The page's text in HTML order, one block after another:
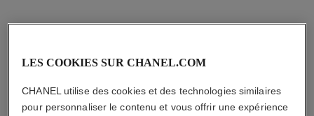
LES COOKIES SUR CHANEL.COM
CHANEL utilise des cookies et des technologies similaires
pour personnaliser le contenu et vous offrir une expérience